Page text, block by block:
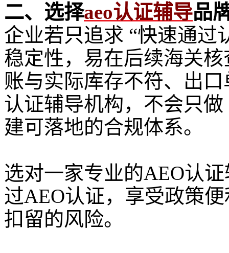
二、选择aeo认证辅导品
企业若只追求 “快速通过
稳定性，易在后续海关
账与实际库存不符、出
认证辅导机构，不会只
建可落地的合规体系。
选对一家专业的AEO认
过AEO认证，享受政策
扣留的风险。